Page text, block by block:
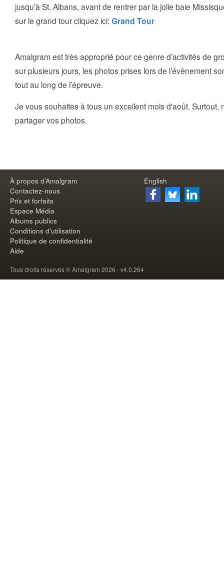
jusqu’à St. Albans, avant de rentrer par la jolie baie
sur le grand tour cliquez ici: Grand Tour
Amalgram est très approprié pour ce genre d’activités de
sur plusieurs jours, les photos prises lors de l’évènement
tout au long de l’épreuve.
Je vous souhaites à tous un excellent mois d'août. Surtout,
partager vos photos.
À propos d’Amalgram
Contactez-nous
Prix et forfaits
Espace Média
Albums publics
Conditions d'utilisation
Politique de confidentialité
Aide
Tous droits réservés © Amalgram 2026 - v4.0.264
English